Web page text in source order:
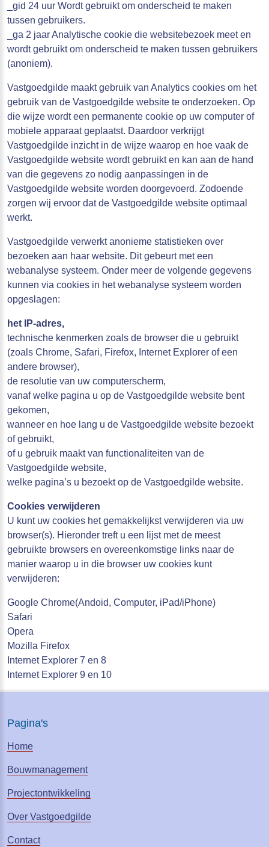
_gid 24 uur Wordt gebruikt om onderscheid te maken
tussen gebruikers.
_ga 2 jaar Analytische cookie die websitebezoek meet en
wordt gebruikt om onderscheid te maken tussen gebruikers
(anoniem).
Vastgoedgilde maakt gebruik van Analytics cookies om het
gebruik van de Vastgoedgilde website te onderzoeken. Op
die wijze wordt een permanente cookie op uw computer of
mobiele apparaat geplaatst. Daardoor verkrijgt
Vastgoedgilde inzicht in de wijze waarop en hoe vaak de
Vastgoedgilde website wordt gebruikt en kan aan de hand
van die gegevens zo nodig aanpassingen in de
Vastgoedgilde website worden doorgevoerd. Zodoende
zorgen wij ervoor dat de Vastgoedgilde website optimaal
werkt.
Vastgoedgilde verwerkt anonieme statistieken over
bezoeken aan haar website. Dit gebeurt met een
webanalyse systeem. Onder meer de volgende gegevens
kunnen via cookies in het webanalyse systeem worden
opgeslagen:
het IP-adres,
technische kenmerken zoals de browser die u gebruikt
(zoals Chrome, Safari, Firefox, Internet Explorer of een
andere browser),
de resolutie van uw computerscherm,
vanaf welke pagina u op de Vastgoedgilde website bent
gekomen,
wanneer en hoe lang u de Vastgoedgilde website bezoekt
of gebruikt,
of u gebruik maakt van functionaliteiten van de
Vastgoedgilde website,
welke pagina’s u bezoekt op de Vastgoedgilde website.
Cookies verwijderen
U kunt uw cookies het gemakkelijkst verwijderen via uw
browser(s). Hieronder treft u een lijst met de meest
gebruikte browsers en overeenkomstige links naar de
manier waarop u in die browser uw cookies kunt
verwijderen:
Google Chrome(Andoid, Computer, iPad/iPhone)
Safari
Opera
Mozilla Firefox
Internet Explorer 7 en 8
Internet Explorer 9 en 10
Pagina's
Home
Bouwmanagement
Projectontwikkeling
Over Vastgoedgilde
Contact